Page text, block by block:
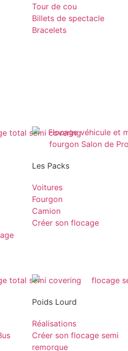
Tour de cou
Billets de spectacle
Bracelets
Les Packs
Voitures
Fourgon
Camion
Créer son flocage
Poids Lourd
Réalisations
Créer son flocage semi
remorque